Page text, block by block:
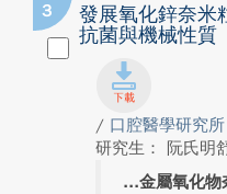
3
發展氧化鋅奈米
抗菌與機械性質
/ 口腔醫學研究所
研究生： 阮氏明
金屬氧化物